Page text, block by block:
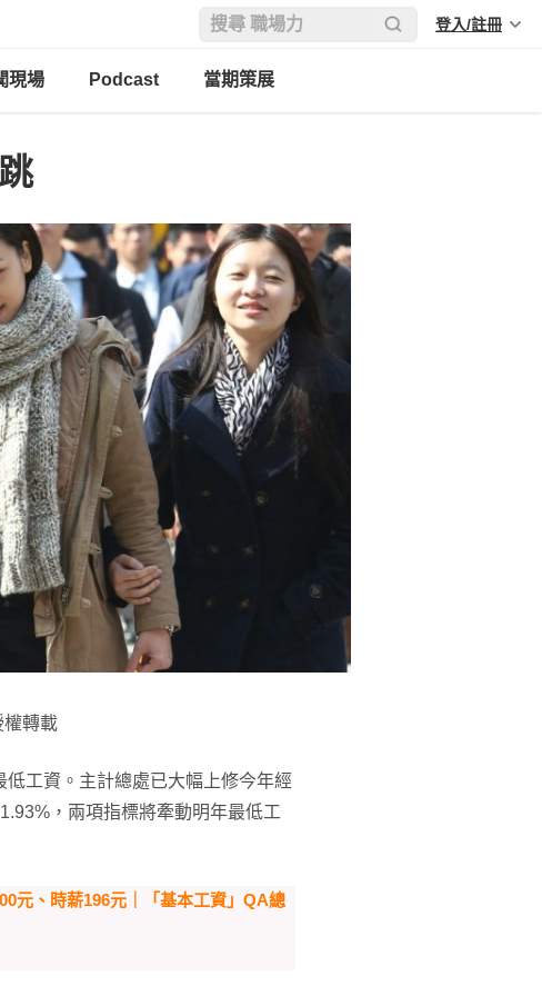
登入/註冊
現場 Podcast 當期策展
權轉載
工資。主計總處已大幅上修今年經
，兩項指標將牽動明年最低工
元、時薪196元｜「基本工資」QA總